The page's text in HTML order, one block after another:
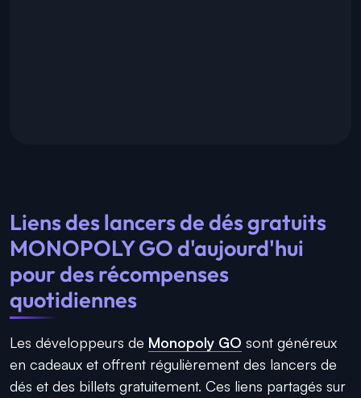
Liens des lancers de dés gratuits
MONOPOLY GO d'aujourd'hui
pour des récompenses
quotidiennes
Les développeurs de Monopoly GO sont généreux
en cadeaux et offrent régulièrement des lancers de
dés et des billets gratuitement. Ces liens partagés sur